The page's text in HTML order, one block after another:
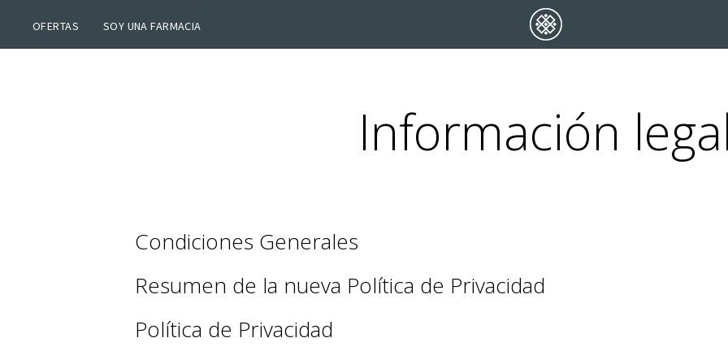
OFERTAS SOY UNA FARMACIA
Información legal
Condiciones Generales
Resumen de la nueva Política de Privacidad
Política de Privacidad